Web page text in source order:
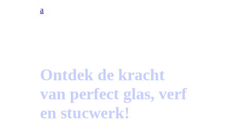
a
Ontdek de kracht
van perfect glas, verf
en stucwerk!